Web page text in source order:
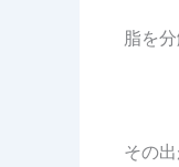
脂を
その